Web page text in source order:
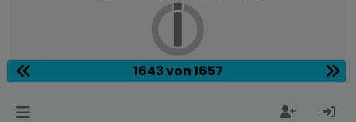
1643 von 1657